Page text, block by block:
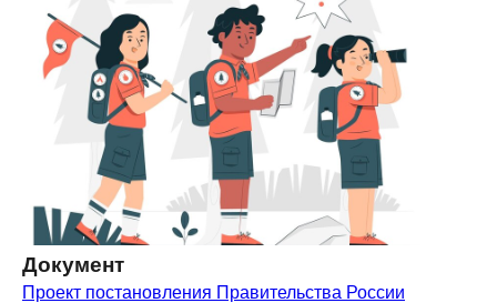
Документ
Проект постановления Правительства России